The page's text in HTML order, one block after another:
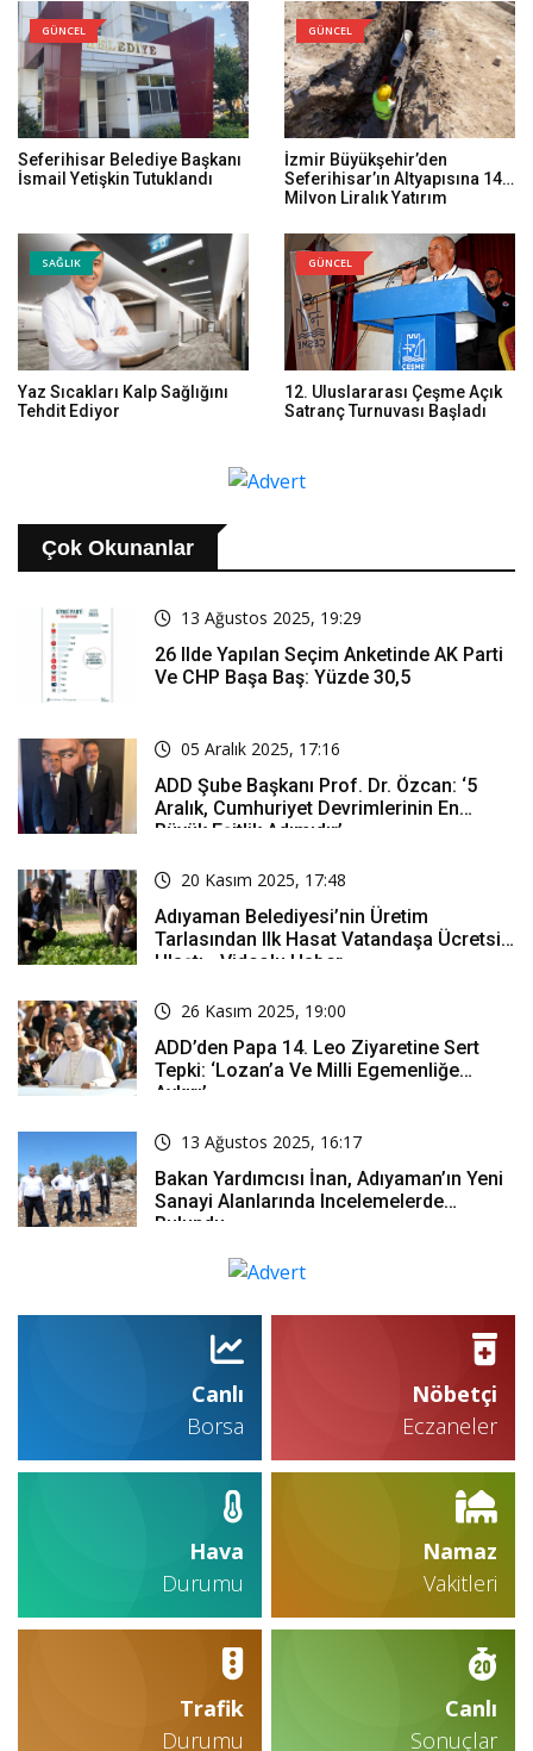
GÜNCEL
Seferihisar Belediye Başkanı
İsmail Yetişkin Tutuklandı
GÜNCEL
İzmir Büyükşehir’den
Seferihisar’ın Altyapısına 140
Milyon Liralık Yatırım
SAĞLIK
Yaz Sıcakları Kalp Sağlığını
Tehdit Ediyor
GÜNCEL
12. Uluslararası Çeşme Açık
Satranç Turnuvası Başladı
Çok Okunanlar
13 Ağustos 2025, 19:29
26 Ilde Yapılan Seçim Anketinde AK Parti
Ve CHP Başa Baş: Yüzde 30,5
05 Aralık 2025, 17:16
ADD Şube Başkanı Prof. Dr. Özcan: ‘5
Aralık, Cumhuriyet Devrimlerinin En
Büyük Eşitlik Adımıdır’
20 Kasım 2025, 17:48
Adıyaman Belediyesi’nin Üretim
Tarlasından Ilk Hasat Vatandaşa Ücretsiz
Ulaştı - Videolu Haber
26 Kasım 2025, 19:00
ADD’den Papa 14. Leo Ziyaretine Sert
Tepki: ‘Lozan’a Ve Milli Egemenliğe
Aykırı’
13 Ağustos 2025, 16:17
Bakan Yardımcısı İnan, Adıyaman’ın Yeni
Sanayi Alanlarında Incelemelerde
Bulundu
Canlı
Borsa
Nöbetçi
Eczaneler
Hava
Durumu
Namaz
Vakitleri
Trafik
Durumu
Canlı
Sonuçlar